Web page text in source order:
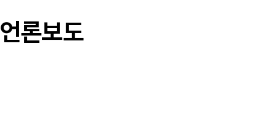
언론보도